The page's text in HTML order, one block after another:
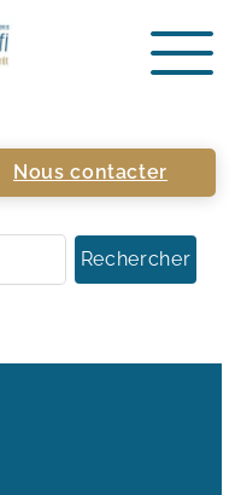
Nous contacter
Rechercher